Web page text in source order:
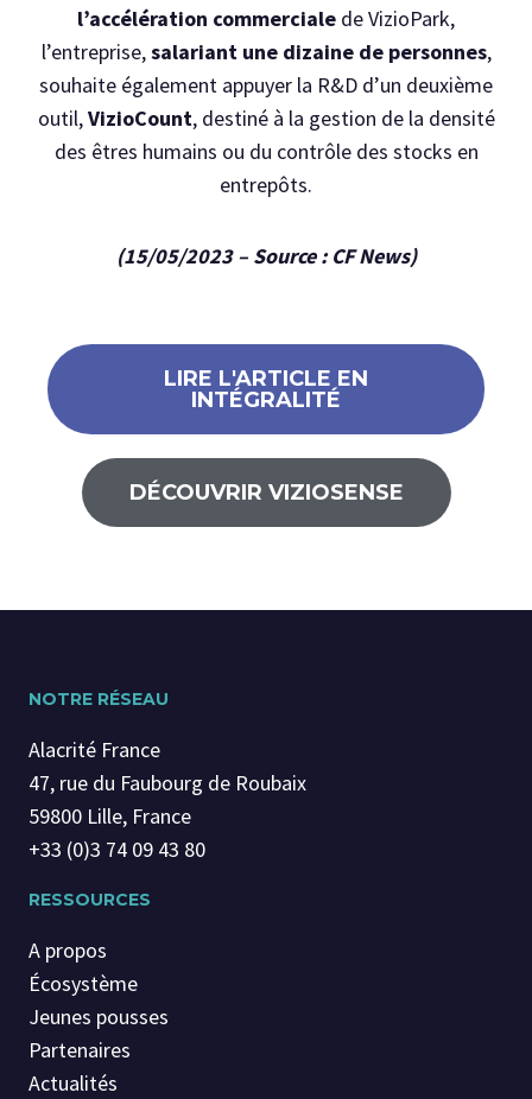
l’accélération commerciale de VizioPark,
l’entreprise,salariant une dizaine de personnes,
souhaite également appuyer la R&D d’un deuxième
outil,VizioCount, destiné à la gestion de la densité
des êtres humains ou du contrôle des stocks en
entrepôts.
(15/05/2023 – Source : CF News)
LIRE L'ARTICLE EN
INTÉGRALITÉ
DÉCOUVRIR VIZIOSENSE
NOTRE RÉSEAU
Alacrité France
47, rue du Faubourg de Roubaix
59800 Lille, France
+33 (0)3 74 09 43 80
RESSOURCES
A propos
Écosystème
Jeunes pousses
Partenaires
Actualités